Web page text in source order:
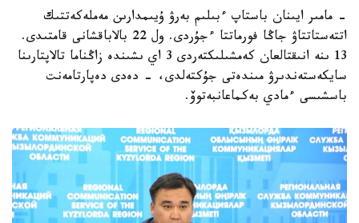
- مامىر ايىنان باستاپ ءبىلىم بەرۋ ۇيىمدارىن مەملەكەتتىك
اتتەستاتتاۋ جاڭا فورماتتا ءجۇردى. ول 22 بالاباقشانى قامتىدى.
13 ىنە انىقتالعان كەمشىلىكتەردى 3 اي ىشىندە زاڭناما تالاپتارىنا
سايكەستەندىرۋ مىندەتى جۇكتەلدى، - دەدى دەپارتامەنت
باسشىسى ءمادي بەكماعانبەتوۆ.